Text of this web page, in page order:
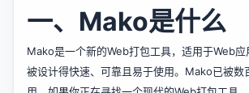
一、Mako是什么
Mako是一个新的Web打包工具，适用于Web应
被设计得快速、可靠且易于使用。Mako已被数